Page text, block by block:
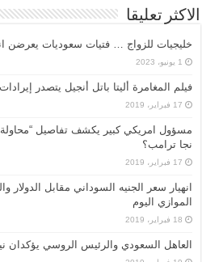
الاكثر تعليقا
خليجيات للزواج … فتيات سعوديات يعرضن
1 يونيو، 2023
فيلم المغامرة أليتا‭ ‬باتل أنجيل يتصدر إيرادات السينما الأمريكية هذا الاسبوع
17 فبراير، 2019
مسؤول امريكي كبير يكشف تفاصيل “محاولة
نجا ترامب؟
17 فبراير، 2019
انهيار سعر الجنيه السوداني مقابل الدولار
الموازي اليوم
18 فبراير، 2019
العاهل السعودي والرئيس الروسي يؤكدان